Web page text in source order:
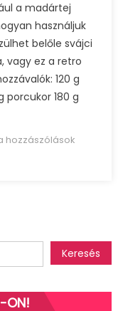
a madártej
használjuk
belőle svájci
vagy ez a retro
120 g
porcukor 180 g
hozzászólások
Keresés
ON!